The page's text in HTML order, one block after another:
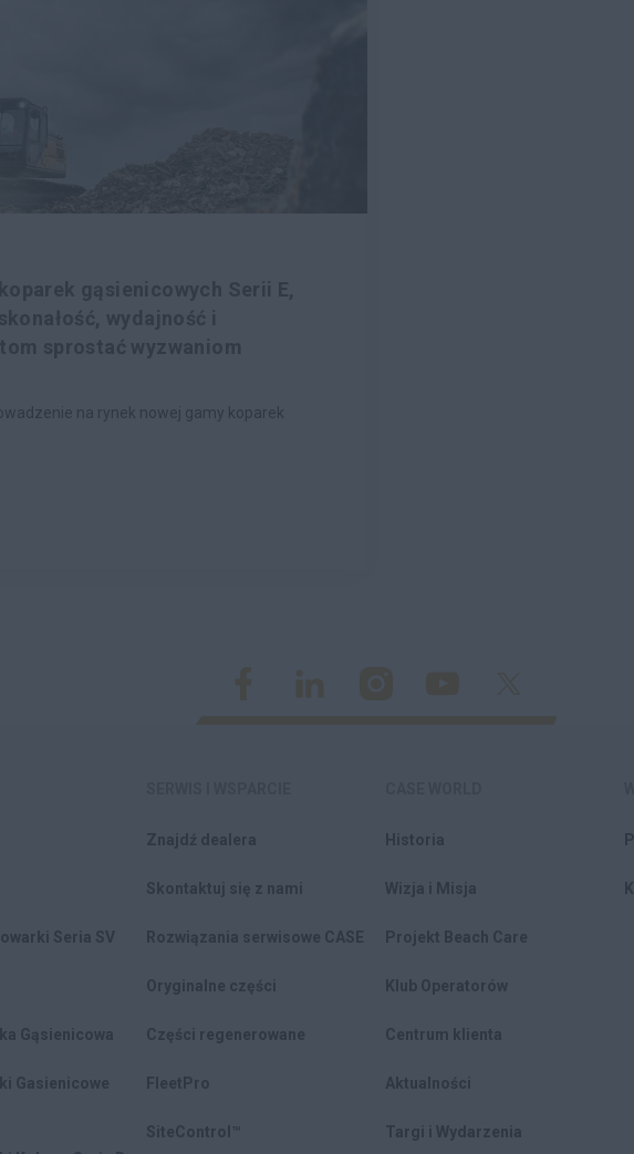
na rynek nowej gamy koparek
Seria SV
Gąsienicowa
Gasienicowe
Znajdź dealera
Skontaktuj się z nami
Rozwiązania serwisowe CASE
Oryginalne części
Części regenerowane
FleetPro
SiteControl™
Historia
Wizja i Misja
Projekt Beach Care
Klub Operatorów
Centrum klienta
Aktualności
Targi i Wydarzenia